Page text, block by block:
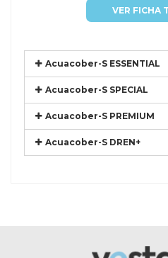
VER FICHA
Acuacober-S ESSENTIAL
Acuacober-S SPECIAL
Acuacober-S PREMIUM
Acuacober-S DREN+